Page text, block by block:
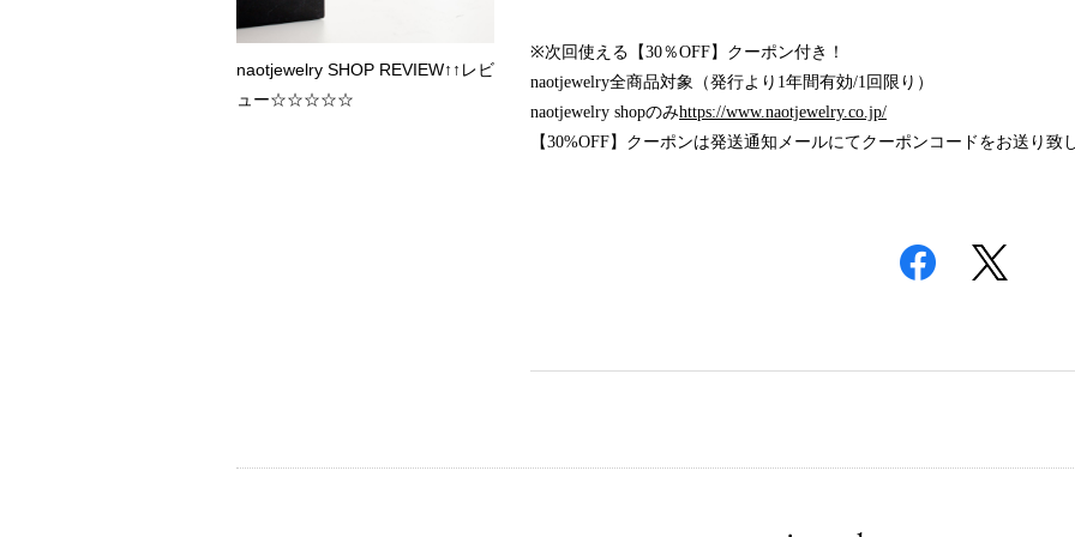
※次回使える【30％OFF】クーポン付き！
naotjewelry全商品対象（発行より1年間有効/1回限り）
naotjewelry shopのみhttps://www.naotjewelry.co.jp/
【30%OFF】クーポンは発送通知メールにてクーポンコードをお送り致
naotjewelry SHOP REVIEW↑↑レビ
ュー☆☆☆☆☆